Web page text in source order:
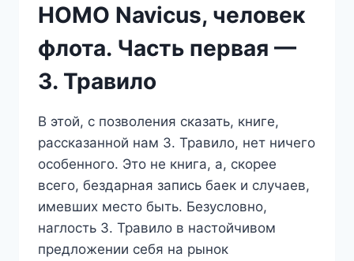
HOMO Navicus, человек
флота. Часть первая —
З. Травило
В этой, с позволения сказать, книге,
рассказанной нам З. Травило, нет ничего
особенного. Это не книга, а, скорее
всего, бездарная запись баек и случаев,
имевших место быть. Безусловно,
наглость З. Травило в настойчивом
предложении себя на рынок